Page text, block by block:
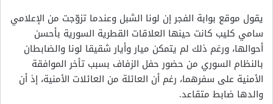
يقول موقع بوابة الفجر إن لونا الشبل وعندما تزوّجت من الإعلامي
سامي كليب كانت حينها العلاقات القطرية السورية بأحسن
أحوالها، ورغم ذلك لم يتمكن ميار وأيار شقيقا لونا والضابطان
بالنظام السوري من حضور حفل الزفاف بسبب تأخر الموافقة
الأمنية على سفرهما، رغم أن العائلة من العائلات الأمنية، إذ أن
والدها ضابط متقاعد.